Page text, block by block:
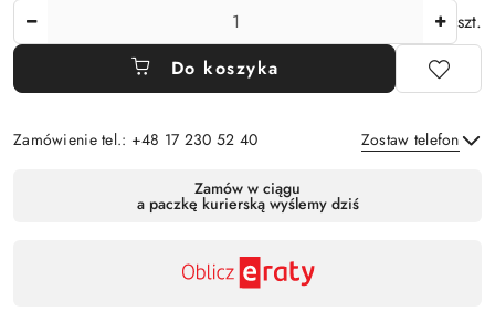
szt.
Do koszyka
Zamówienie tel.: +48 17 230 52 40 Zostaw telefon
Zamów w ciągu
a paczkę kurierską wyślemy dziś